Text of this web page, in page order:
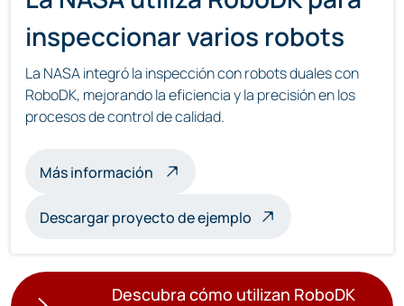
inspeccionar varios robots
La NASA integró la inspección con robots duales con
RoboDK, mejorando la eficiencia y la precisión en los
procesos de control de calidad.
Más información acerca de la inspección multirobot
Descargar proyecto de ejemplo
Descubra cómo utilizan RoboDK